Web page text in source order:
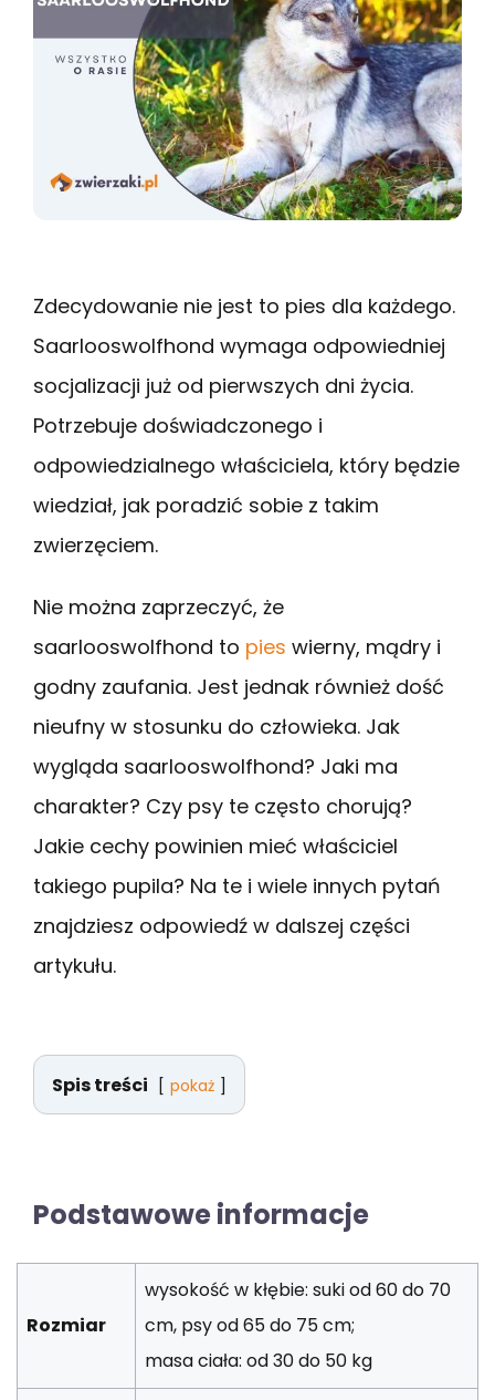
Zdecydowanie nie jest to pies dla każdego.
Saarlooswolfhond wymaga odpowiedniej
socjalizacji już od pierwszych dni życia.
Potrzebuje doświadczonego i
odpowiedzialnego właściciela, który będzie
wiedział, jak poradzić sobie z takim
zwierzęciem.
Nie można zaprzeczyć, że
saarlooswolfhond to pies wierny, mądry i
godny zaufania. Jest jednak również dość
nieufny w stosunku do człowieka. Jak
wygląda saarlooswolfhond? Jaki ma
charakter? Czy psy te często chorują?
Jakie cechy powinien mieć właściciel
takiego pupila? Na te i wiele innych pytań
znajdziesz odpowiedź w dalszej części
artykułu.
Spis treści pokaż
Podstawowe informacje
Rozmiar
wysokość w kłębie: suki od 60 do 70
cm, psy od 65 do 75 cm;
masa ciała: od 30 do 50 kg